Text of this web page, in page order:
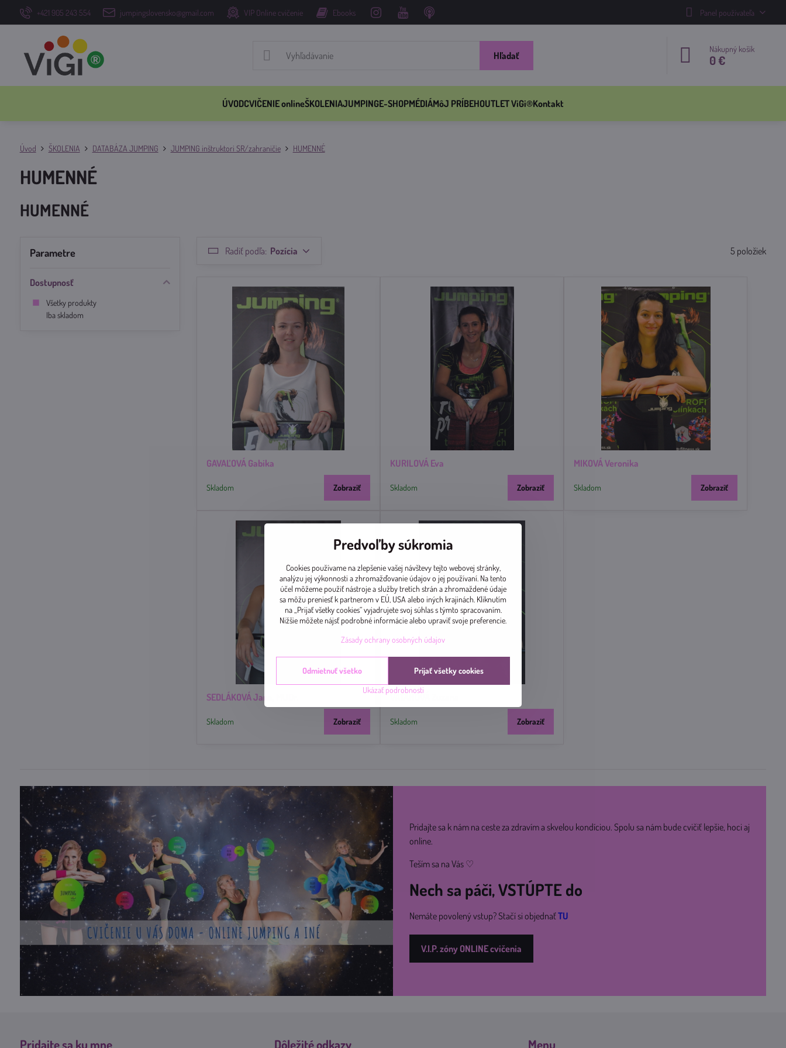
+421 905 243 554 jumpingslovensko@gmail.com VIP Online cvičenie Ebooks Panel používateľa
Hľadať
Nákupný košík
0 €
ÚVODCVIČENIE onlineŠKOLENIAJUMPINGE-SHOPMÉDIÁMôJ PRÍBEHOUTLET ViGi®Kontakt
Úvod ŠKOLENIA DATABÁZA JUMPING JUMPING inštruktori SR/zahraničie HUMENNÉ
HUMENNÉ
HUMENNÉ
Radiť podľa: Pozícia 5 položiek
GAVAĽOVÁ Gabika
Skladom Zobraziť
KURILOVÁ Eva
Skladom Zobraziť
MIKOVÁ Veronika
Skladom Zobraziť
SEDLÁKOVÁ Jana, MUDr.
Skladom Zobraziť Skladom Zobraziť
Parametre
Dostupnosť
Všetky produkty
Iba skladom
Pridajte sa k nám na ceste za zdravím a skvelou kondíciou. Spolu sa nám bude cvičiť lepšie, hoci aj
online.
Teším sa na Vás ♡
Nech sa páči, VSTÚPTE do
Nemáte povolený vstup? Stačí si objednaťTU
V.I.P. zóny ONLINE cvičenia
Pridajte sa ku mne Dôležité odkazy Menu
Predvoľby súkromia
Cookies používame na zlepšenie vašej návštevy tejto webovej stránky,
analýzu jej výkonnosti a zhromažďovanie údajov o jej používaní. Na tento
účel môžeme použiť nástroje a služby tretích strán a zhromaždené údaje
sa môžu preniesť k partnerom v EÚ, USA alebo iných krajinách. Kliknutím
na „Prijať všetky cookies“ vyjadrujete svoj súhlas s týmto spracovaním.
Nižšie môžete nájsť podrobné informácie alebo upraviť svoje preferencie.
Zásady ochrany osobných údajov
Ukázať podrobnosti
Prijať všetky cookies
Odmietnuť všetko